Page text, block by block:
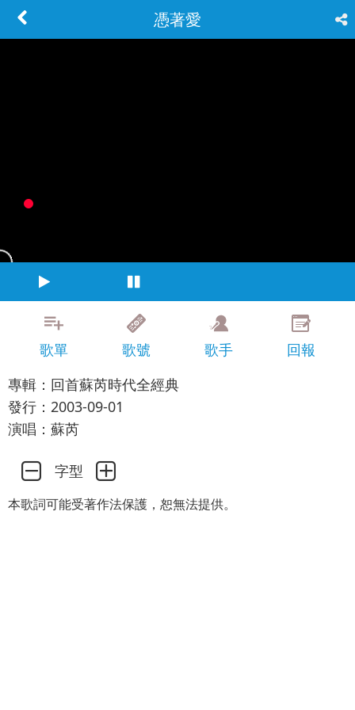
憑著愛
歌單 歌號 歌手
回報
專輯：回首蘇芮時代全經典
發行：2003-09-01
演唱：蘇芮
字型
本歌詞可能受著作法保護，恕無法提供。